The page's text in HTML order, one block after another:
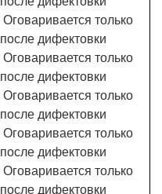
Оговаривается только
после дифектовки
Оговаривается только
после дифектовки
Оговаривается только
после дифектовки
Оговаривается только
после дифектовки
Оговаривается только
после дифектовки